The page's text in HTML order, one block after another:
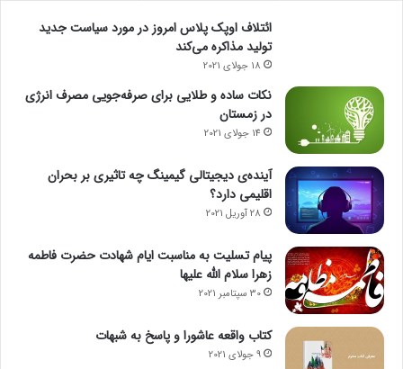
ائتلاف اوپک پلاس امروز در مورد سیاست جدید
تولید مذاکره می‌کند
18 جولای 2021
نکات ساده و طلایی برای صرفه‌جویی مصرف انرژی
در زمستان
14 جولای 2021
آینده‌ی دیجیتالی گیمینگ چه تاثیری بر بحران
اقلیمی دارد؟
28 آوریل 2021
پیام تسلیت به مناسبت ایام شهادت حضرت فاطمه
زهرا سلام الله علیها
30 سپتامبر 2021
کتاب واقعه عاشورا و پاسخ به شبهات
9 جولای 2021